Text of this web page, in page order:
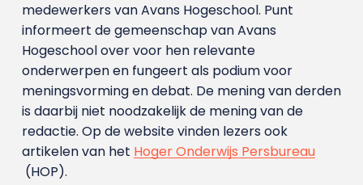
medewerkers van Avans Hoge­school. Punt
informeert de gemeenschap van Avans
Hogeschool over voor hen relevante
onderwerpen en fungeert als podium voor
meningsvorming en debat. De mening van derden
is daarbij niet noodzakelijk de mening van de
redactie. Op de website vinden lezers ook
artikelen van het Hoger Onderwijs Persbureau
(HOP).